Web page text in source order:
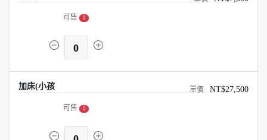
可售 0
0
加床(小孩 NT$27,500
可售 0